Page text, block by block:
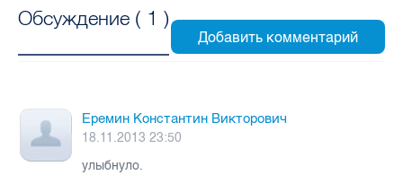
Обсуждение ( 1 )
Еремин Константин Викторович
18.11.2013 23:50
улыбнуло.